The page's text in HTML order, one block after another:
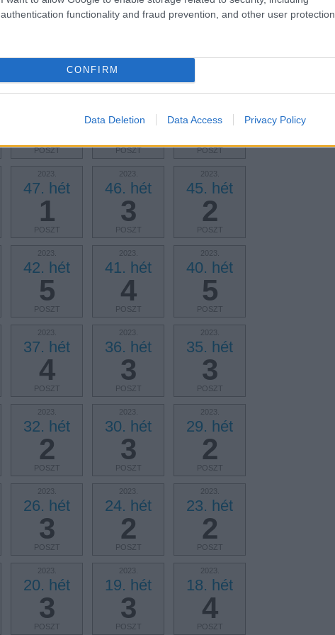
authentication functionality and fraud prevention, and other user protection.
CONFIRM
Data Deletion Data Access Privacy Policy
2024.
2
2024.
2
POSZT
2024.
2
2023.
POSZT
2023.
2
POSZT
2023.
3
POSZT
2023.
47. hét
1
POSZT
2023.
46. hét
3
POSZT
2023.
45. hét
2
POSZT
2023.
42. hét
5
POSZT
2023.
41. hét
4
POSZT
2023.
40. hét
5
POSZT
2023.
37. hét
4
POSZT
2023.
36. hét
3
POSZT
2023.
35. hét
3
POSZT
2023.
32. hét
2
POSZT
2023.
30. hét
3
POSZT
2023.
29. hét
2
POSZT
2023.
26. hét
3
POSZT
2023.
24. hét
2
POSZT
2023.
23. hét
2
POSZT
2023.
20. hét
3
POSZT
2023.
19. hét
3
POSZT
2023.
18. hét
4
POSZT